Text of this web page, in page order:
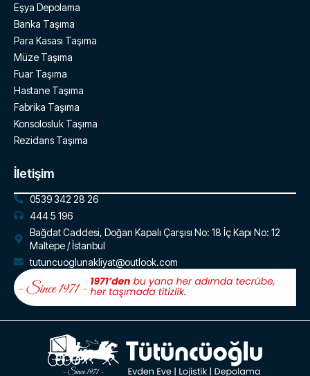
Eşya Depolama
Banka Taşıma
Para Kasası Taşıma
Müze Taşıma
Fuar Taşıma
Hastane Taşıma
Fabrika Taşıma
Konsolosluk Taşıma
Rezidans Taşıma
İletişim
0539 342 28 26
444 5 196
Bağdat Caddesi, Doğan Kapalı Çarşısı No: 18 İç Kapı No: 12
Maltepe / İstanbul
tutuncuoglunakliyat@outlook.com